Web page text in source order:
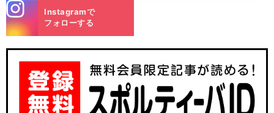
m
Instagramで
フォローする